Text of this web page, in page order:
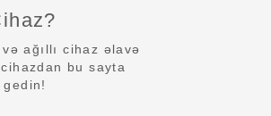
ağıllı cihaz əlavə
bu sayta
gedin!